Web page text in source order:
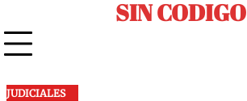
to
content
SIN CODIGO
JUDICIALES